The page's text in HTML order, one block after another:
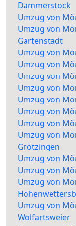
Dammerstock
Umzug von
Umzug von
Gartenstadt
Umzug von
Umzug von
Umzug von
Umzug von
Umzug von
Umzug von
Umzug von
Umzug von
Grötzingen
Umzug von
Umzug von
Umzug von
Umzug von
Wolfartsweier